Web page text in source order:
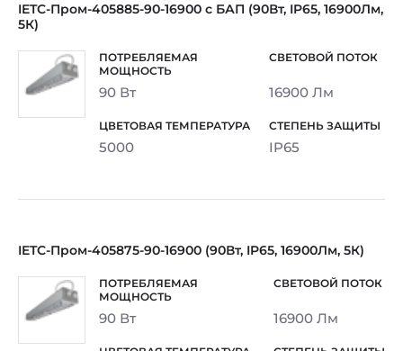
IETC-Пром-405885-90-16900 с БАП (90Вт, IP65, 16900Лм,
5К)
90 Вт 16900 Лм
5000 IP65
IETC-Пром-405875-90-16900 (90Вт, IP65, 16900Лм, 5К)
90 Вт 16900 Лм